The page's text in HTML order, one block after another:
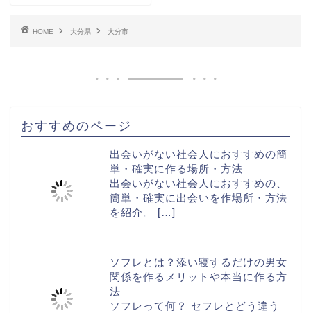
HOME 大分県 大分市
おすすめのページ
出会いがない社会人におすすめの簡
単・確実に作る場所・方法
出会いがない社会人におすすめの、
簡単・確実に出会いを作場所・方法
を紹介。 […]
ソフレとは？添い寝するだけの男女
関係を作るメリットや本当に作る方
法
ソフレって何？ セフレとどう違う